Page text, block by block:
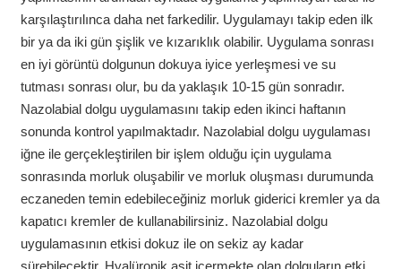
karşılaştırılınca daha net farkedilir. Uygulamayı takip eden ilk
bir ya da iki gün şişlik ve kızarıklık olabilir. Uygulama sonrası
en iyi görüntü dolgunun dokuya iyice yerleşmesi ve su
tutması sonrası olur, bu da yaklaşık 10-15 gün sonradır.
Nazolabial dolgu uygulamasını takip eden ikinci haftanın
sonunda kontrol yapılmaktadır. Nazolabial dolgu uygulaması
iğne ile gerçekleştirilen bir işlem olduğu için uygulama
sonrasında morluk oluşabilir ve morluk oluşması durumunda
eczaneden temin edebileceğiniz morluk giderici kremler ya da
kapatıcı kremler de kullanabilirsiniz. Nazolabial dolgu
uygulamasının etkisi dokuz ile on sekiz ay kadar
sürebilecektir. Hyalüronik asit içermekte olan dolguların etki